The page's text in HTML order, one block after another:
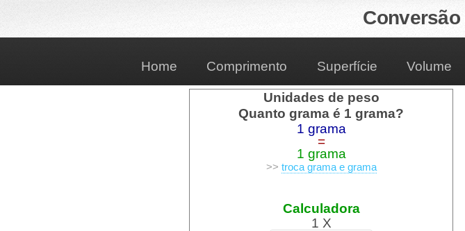
Conversão
Home Comprimento Superfície Volume
Unidades de peso
Quanto grama é 1 grama?
1 grama
=
1 grama
>> troca grama e grama
Calculadora
1 X